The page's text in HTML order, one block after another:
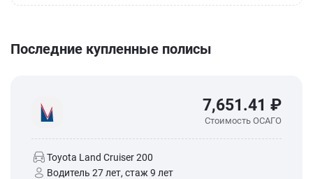
Последние купленные полисы
7,651.41 ₽
Стоимость ОСАГО
Toyota Land Cruiser 200
Водитель 27 лет, стаж 9 лет